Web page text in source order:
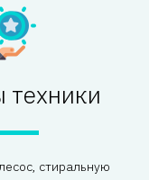
техники
стиральную